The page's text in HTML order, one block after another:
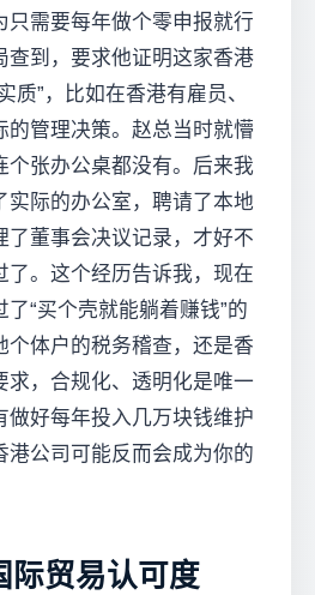
只需要每年做个零申报就行
查到，要求他证明这家香港
质”，比如在香港有雇员、
的管理决策。赵总当时就懵
个张办公桌都没有。后来我
实际的办公室，聘请了本地
了董事会决议记录，才好不
了。这个经历告诉我，现在
“买个壳就能躺着赚钱”的
个体户的税务稽查，还是香
求，合规化、透明化是唯一
做好每年投入几万块钱维护
港公司可能反而会成为你的
际贸易认可度